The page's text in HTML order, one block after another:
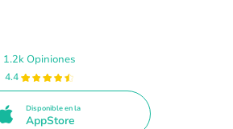
1.2k Opiniones
4.4
Disponible en la
AppStore